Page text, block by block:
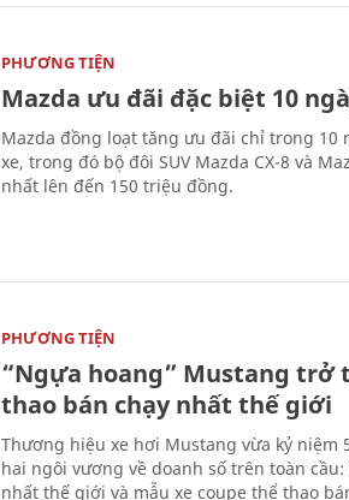
PHƯƠNG TIỆN
Mazda ưu đãi đặc biệt 10
Mazda đồng loạt tăng ưu đãi chỉ trong 10
xe, trong đó bộ đôi SUV Mazda CX-8 và
nhất lên đến 150 triệu đồng.
PHƯƠNG TIỆN
“Ngựa hoang” Mustang trở
thao bán chạy nhất thế giới
Thương hiệu xe hơi Mustang vừa kỷ niệm
hai ngôi vương về doanh số trên toàn
nhất thế giới và mẫu xe coupe thể thao